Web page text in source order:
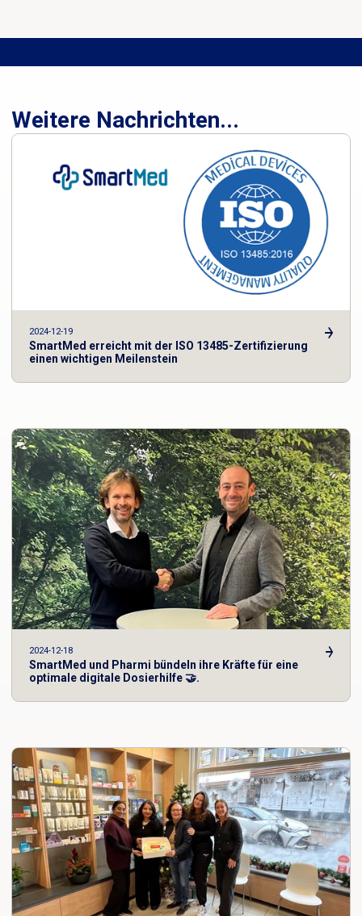
Weitere Nachrichten...
2024-12-19
SmartMed erreicht mit der ISO 13485-Zertifizierung
einen wichtigen Meilenstein
2024-12-18
SmartMed und Pharmi bündeln ihre Kräfte für eine
optimale digitale Dosierhilfe 🤝.